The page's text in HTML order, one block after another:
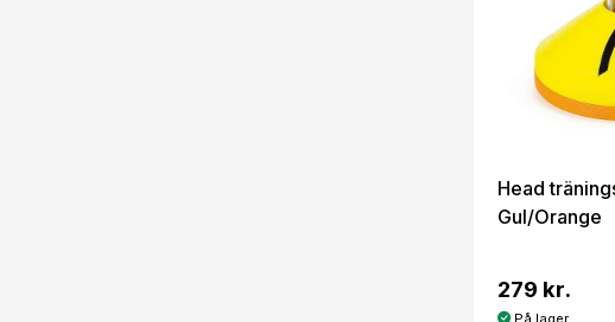
Head
Gul/Orange
279 kr.
På lager